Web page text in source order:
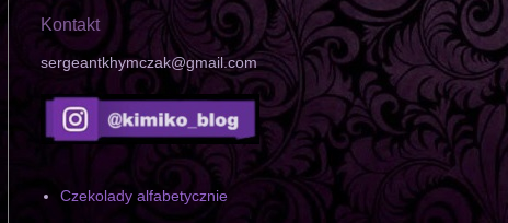
Kontakt
sergeantkhymczak@gmail.com
Czekolady alfabetycznie